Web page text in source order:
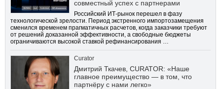
совместный успех с партнерами
Российский ИТ-рынок перешел в фазу
технологической зрелости. Период экстренного импортозамещения
сменился временем прагматичных расчетов, когда заказчики требуют
от решений доказанной эффективности, а свободные бюджеты
ограничиваются высокой ставкой рефинансирования …
Curator
Дмитрий Ткачев, CURATOR: «Наше
главное преимущество — в том, что
партнёру с нами легко»